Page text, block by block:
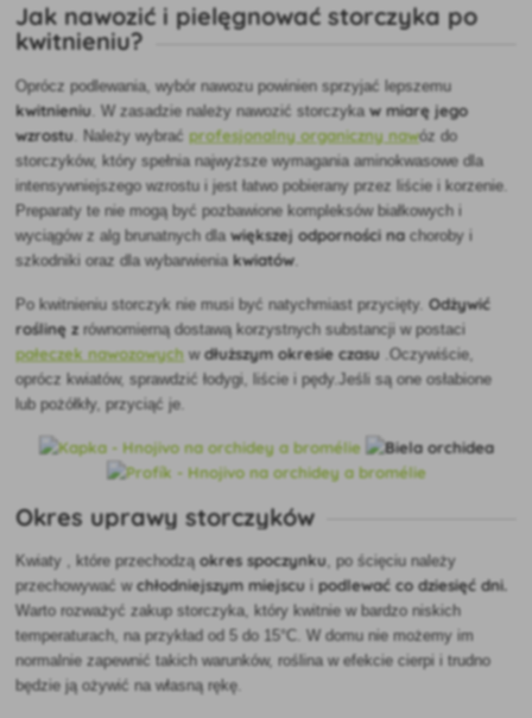
Jak nawozić i pielęgnować storczyka po
kwitnieniu?
Oprócz podlewania,wybór nawozu powinien sprzyjać lepszemu
kwitnieniu . W zasadzie należy nawozić storczykaw miarę jego
wzrostu . Należy wybraćprofesjonalny organiczny nawóz do
storczyków, który spełnia najwyższe wymagania aminokwasowe dla
intensywniejszego wzrostu i jest łatwo pobierany przez liście i korzenie.
Preparaty te nie mogą być pozbawione kompleksów białkowych i
wyciągów z alg brunatnych dlawiększej odporności nachoroby i
szkodniki oraz dla wybarwieniakwiatów
Po kwitnieniu storczyknie musi być natychmiast przycięty.Odżywić
roślinę zrównomierną dostawą korzystnych substancji w postaci
pałeczek nawozowych wdłuższym okresie czasu .Oczywiście,
oprócz kwiatów, sprawdzić łodygi, liście i pędy.Jeśli są one osłabione
lub pożółkły, przyciąć je.
Okres uprawy storczyków
Kwiaty , które przechodząokres spoczynku, po ścięciu należy
przechowywać wchłodniejszym miejscu ipodlewać co dziesięć dni.
Warto rozważyć zakup storczyka, który kwitnie w bardzo niskich
temperaturach, na przykład od 5 do 15°C. W domu nie możemy im
normalnie zapewnić takich warunków, roślina w efekcie cierpi i trudno
będzie ją ożywić na własną rękę.